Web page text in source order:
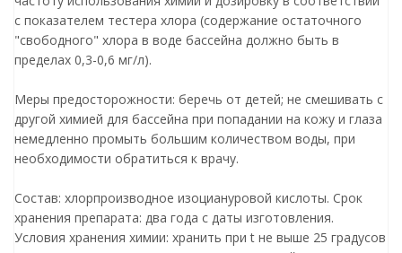
с показателем тестера хлора (содержание остаточного
"свободного" хлора в воде бассейна должно быть в
пределах 0,3-0,6 мг/л).
Меры предосторожности: беречь от детей; не смешивать с
другой химией для бассейна при попадании на кожу и глаза
немедленно промыть большим количеством воды, при
необходимости обратиться к врачу.
Состав: хлорпроизводное изоциануровой кислоты. Срок
хранения препарата: два года с даты изготовления.
Условия хранения химии: хранить при t не выше 25 градусов